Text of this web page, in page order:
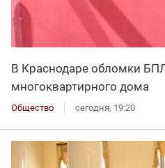
В Краснодаре обломки
многоквартирного дома
Общество сегодня, 19:20